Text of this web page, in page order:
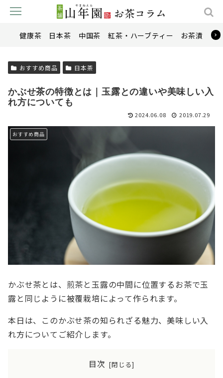
健康茶 日本茶 中国茶 紅茶・ハーブティー お茶漬け
おすすめ商品 日本茶
かぶせ茶の特徴とは｜玉露との違いや美味しい入
れ方についても
2024.06.08 2019.07.29
おすすめ商品
かぶせ茶とは、煎茶と玉露の中間に位置するお茶で玉
露と同じように被覆栽培によって作られます。
本日は、このかぶせ茶の知られざる魅力、美味しい入
れ方についてご紹介します。
目次